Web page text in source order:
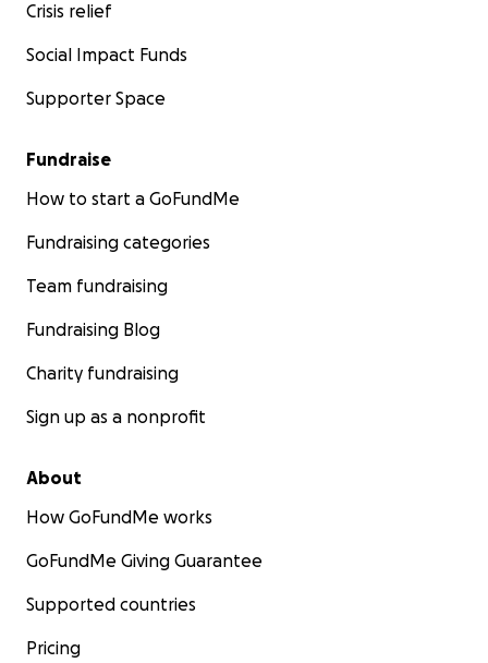
Crisis relief
Social Impact Funds
Supporter Space
Fundraise
How to start a GoFundMe
Fundraising categories
Team fundraising
Fundraising Blog
Charity fundraising
Sign up as a nonprofit
About
How GoFundMe works
GoFundMe Giving Guarantee
Supported countries
Pricing